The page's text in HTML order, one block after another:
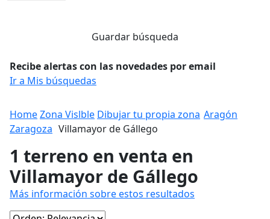
Guardar búsqueda
Recibe alertas con las novedades por email
Ir a Mis búsquedas
HomeZona Vislble Dibujar tu propia zona Aragón
Zaragoza Villamayor de Gállego
1 terreno en venta en
Villamayor de Gállego
Más información sobre estos resultados